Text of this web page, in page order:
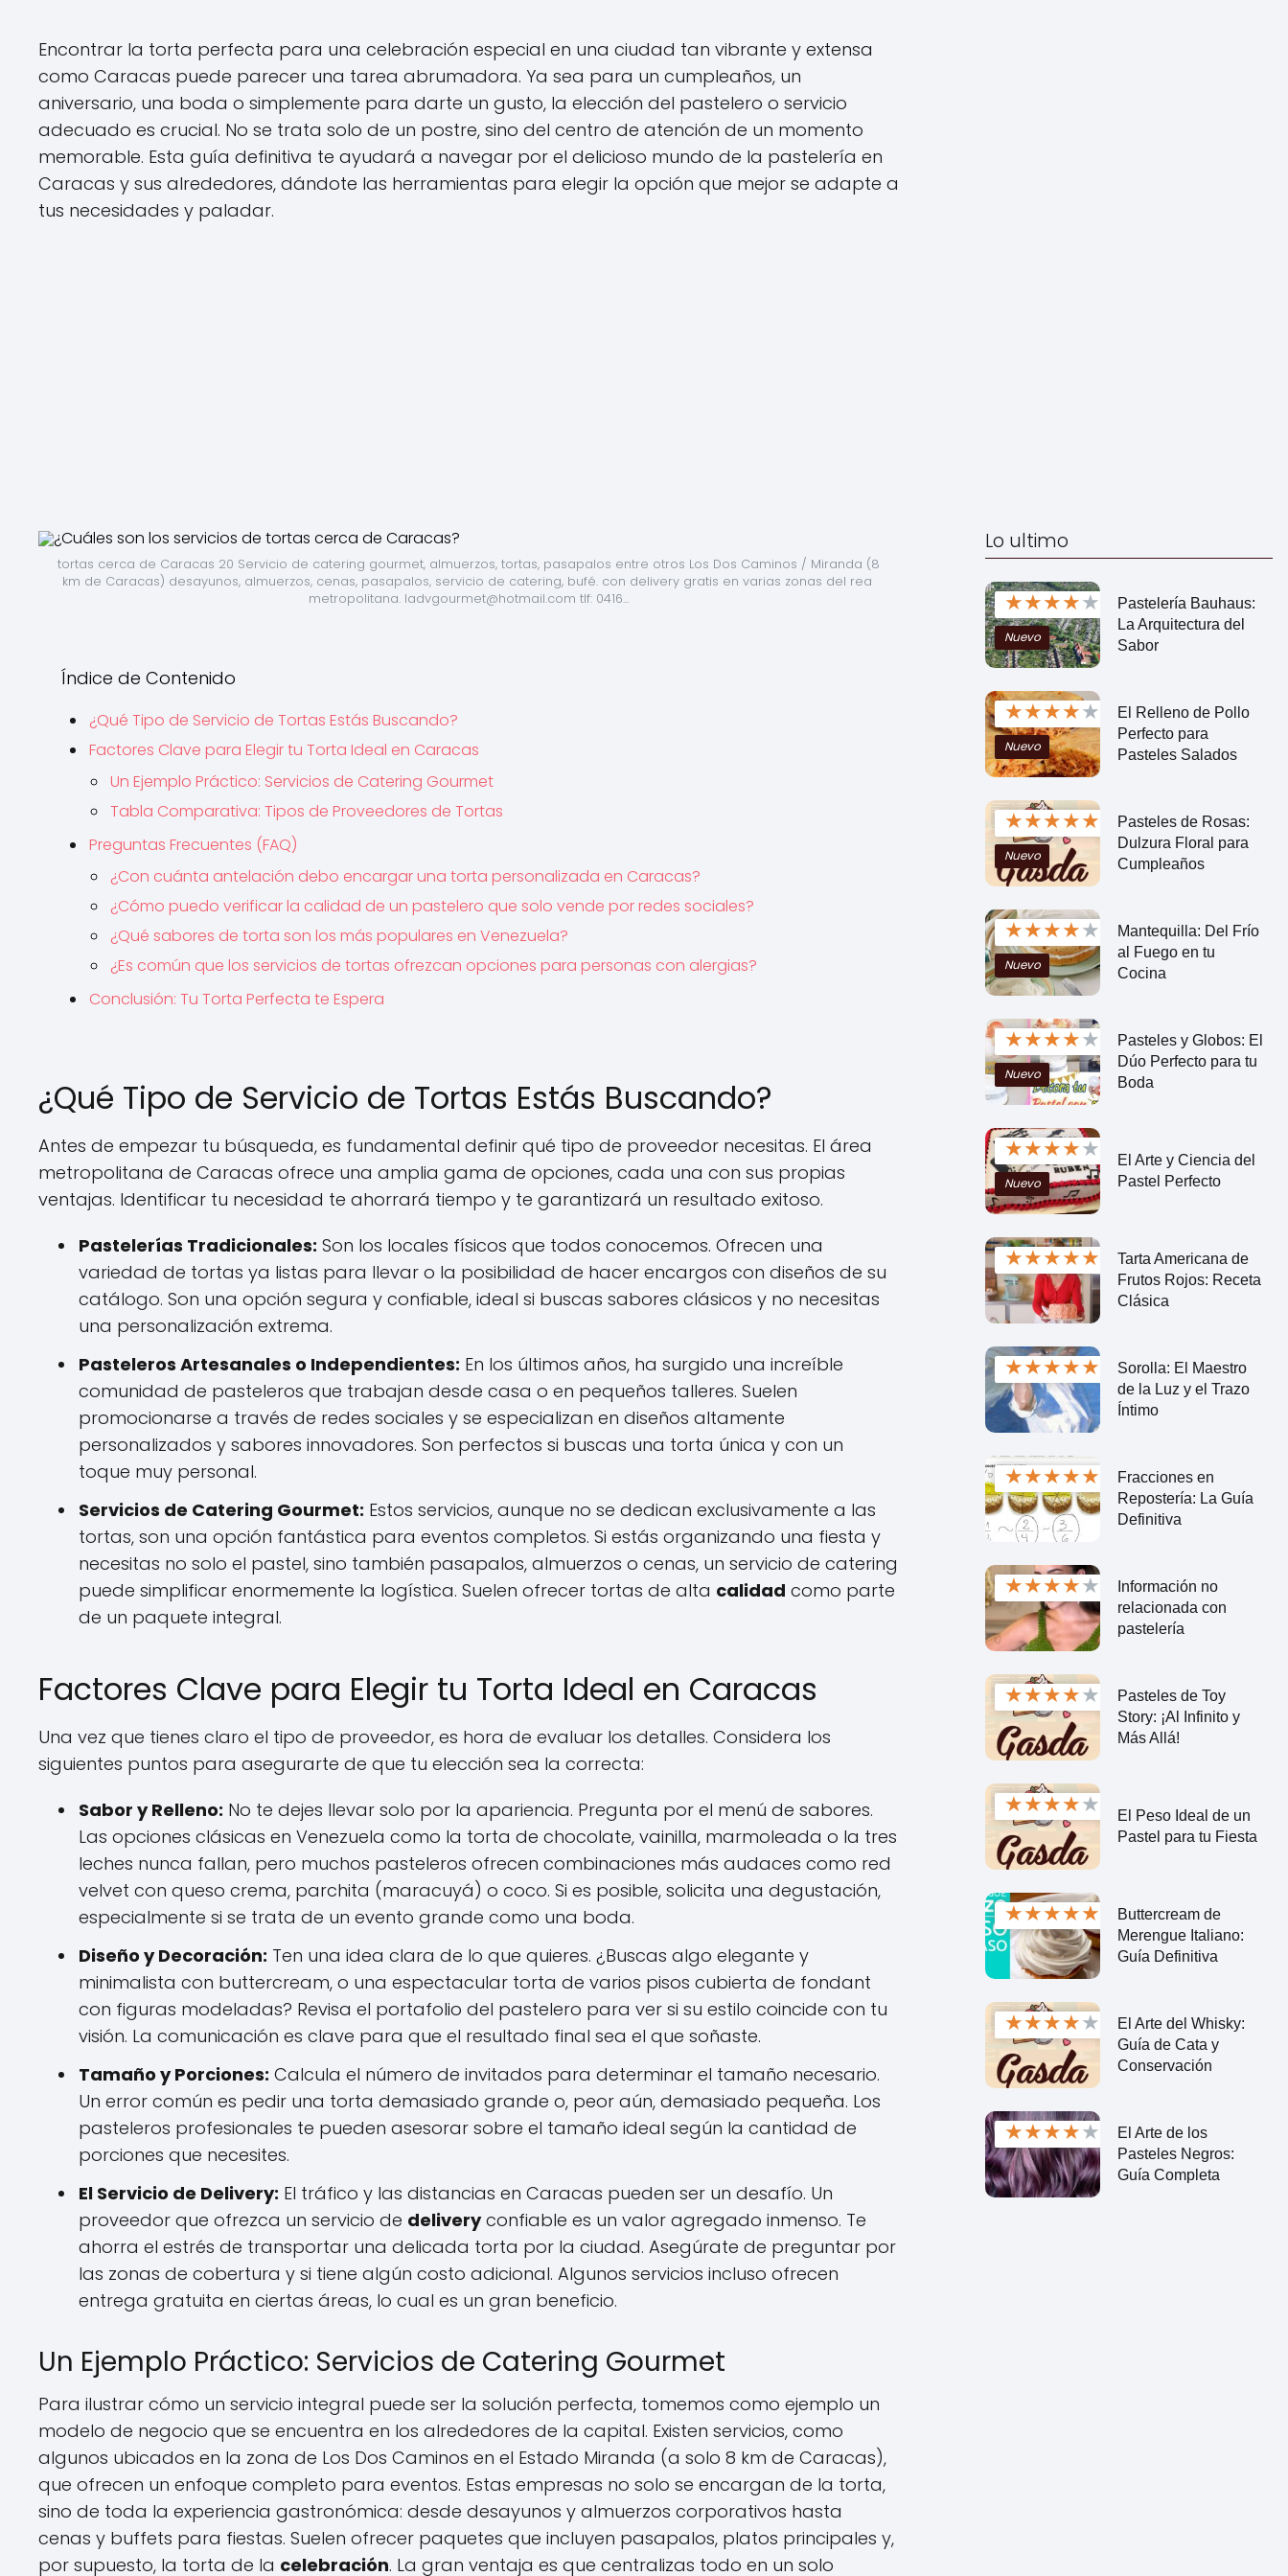
Encontrar la torta perfecta para una celebración especial en una ciudad tan vibrante y extensa
como Caracas puede parecer una tarea abrumadora. Ya sea para un cumpleaños, un
aniversario, una boda o simplemente para darte un gusto, la elección del pastelero o servicio
adecuado es crucial. No se trata solo de un postre, sino del centro de atención de un momento
memorable. Esta guía definitiva te ayudará a navegar por el delicioso mundo de la pastelería en
Caracas y sus alrededores, dándote las herramientas para elegir la opción que mejor se adapte a
tus necesidades y paladar.
tortas cerca de Caracas 20 Servicio de catering gourmet, almuerzos, tortas, pasapalos entre otros Los Dos Caminos / Miranda (8
km de Caracas) desayunos, almuerzos, cenas, pasapalos, servicio de catering, bufé. con delivery gratis en varias zonas del rea
metropolitana. ladvgourmet@hotmail.com tlf: 0416...
Índice de Contenido
¿Qué Tipo de Servicio de Tortas Estás Buscando?
Factores Clave para Elegir tu Torta Ideal en Caracas
Un Ejemplo Práctico: Servicios de Catering Gourmet
Tabla Comparativa: Tipos de Proveedores de Tortas
Preguntas Frecuentes (FAQ)
¿Con cuánta antelación debo encargar una torta personalizada en Caracas?
¿Cómo puedo verificar la calidad de un pastelero que solo vende por redes sociales?
¿Qué sabores de torta son los más populares en Venezuela?
¿Es común que los servicios de tortas ofrezcan opciones para personas con alergias?
Conclusión: Tu Torta Perfecta te Espera
¿Qué Tipo de Servicio de Tortas Estás Buscando?
Antes de empezar tu búsqueda, es fundamental definir qué tipo de proveedor necesitas. El área
metropolitana de Caracas ofrece una amplia gama de opciones, cada una con sus propias
ventajas. Identificar tu necesidad te ahorrará tiempo y te garantizará un resultado exitoso.
Pastelerías Tradicionales: Son los locales físicos que todos conocemos. Ofrecen una
variedad de tortas ya listas para llevar o la posibilidad de hacer encargos con diseños de su
catálogo. Son una opción segura y confiable, ideal si buscas sabores clásicos y no necesitas
una personalización extrema.
Pasteleros Artesanales o Independientes: En los últimos años, ha surgido una increíble
comunidad de pasteleros que trabajan desde casa o en pequeños talleres. Suelen
promocionarse a través de redes sociales y se especializan en diseños altamente
personalizados y sabores innovadores. Son perfectos si buscas una torta única y con un
toque muy personal.
Servicios de Catering Gourmet: Estos servicios, aunque no se dedican exclusivamente a las
tortas, son una opción fantástica para eventos completos. Si estás organizando una fiesta y
necesitas no solo el pastel, sino también pasapalos, almuerzos o cenas, un servicio de catering
puede simplificar enormemente la logística. Suelen ofrecer tortas de alta calidad como parte
de un paquete integral.
Factores Clave para Elegir tu Torta Ideal en Caracas
Una vez que tienes claro el tipo de proveedor, es hora de evaluar los detalles. Considera los
siguientes puntos para asegurarte de que tu elección sea la correcta:
Sabor y Relleno: No te dejes llevar solo por la apariencia. Pregunta por el menú de sabores.
Las opciones clásicas en Venezuela como la torta de chocolate, vainilla, marmoleada o la tres
leches nunca fallan, pero muchos pasteleros ofrecen combinaciones más audaces como red
velvet con queso crema, parchita (maracuyá) o coco. Si es posible, solicita una degustación,
especialmente si se trata de un evento grande como una boda.
Diseño y Decoración: Ten una idea clara de lo que quieres. ¿Buscas algo elegante y
minimalista con buttercream, o una espectacular torta de varios pisos cubierta de fondant
con figuras modeladas? Revisa el portafolio del pastelero para ver si su estilo coincide con tu
visión. La comunicación es clave para que el resultado final sea el que soñaste.
Tamaño y Porciones: Calcula el número de invitados para determinar el tamaño necesario.
Un error común es pedir una torta demasiado grande o, peor aún, demasiado pequeña. Los
pasteleros profesionales te pueden asesorar sobre el tamaño ideal según la cantidad de
porciones que necesites.
El Servicio de Delivery: El tráfico y las distancias en Caracas pueden ser un desafío. Un
proveedor que ofrezca un servicio de deliveryconfiable es un valor agregado inmenso. Te
ahorra el estrés de transportar una delicada torta por la ciudad. Asegúrate de preguntar por
las zonas de cobertura y si tiene algún costo adicional. Algunos servicios incluso ofrecen
entrega gratuita en ciertas áreas, lo cual es un gran beneficio.
Un Ejemplo Práctico: Servicios de Catering Gourmet
Para ilustrar cómo un servicio integral puede ser la solución perfecta, tomemos como ejemplo un
modelo de negocio que se encuentra en los alrededores de la capital. Existen servicios, como
algunos ubicados en la zona de Los Dos Caminos en el Estado Miranda (a solo 8 km de Caracas),
que ofrecen un enfoque completo para eventos. Estas empresas no solo se encargan de la torta,
sino de toda la experiencia gastronómica: desde desayunos y almuerzos corporativos hasta
cenas y buffets para fiestas. Suelen ofrecer paquetes que incluyen pasapalos, platos principales y,
por supuesto, la torta de la celebración. La gran ventaja es que centralizas todo en un solo
Lo ultimo
★★★★★
Nuevo
Pastelería Bauhaus:
La Arquitectura del
Sabor
★★★★★
Nuevo
El Relleno de Pollo
Perfecto para
Pasteles Salados
★★★★★
Nuevo
Pasteles de Rosas:
Dulzura Floral para
Cumpleaños
★★★★★
Nuevo
Mantequilla: Del Frío
al Fuego en tu
Cocina
★★★★★
Nuevo
Pasteles y Globos: El
Dúo Perfecto para tu
Boda
★★★★★
Nuevo
El Arte y Ciencia del
Pastel Perfecto
★★★★★
Tarta Americana de
Frutos Rojos: Receta
Clásica
★★★★★
Sorolla: El Maestro
de la Luz y el Trazo
Íntimo
★★★★★
Fracciones en
Repostería: La Guía
Definitiva
★★★★★
Información no
relacionada con
pastelería
★★★★★
Pasteles de Toy
Story: ¡Al Infinito y
Más Allá!
★★★★★
El Peso Ideal de un
Pastel para tu Fiesta
★★★★★
Buttercream de
Merengue Italiano:
Guía Definitiva
★★★★★
El Arte del Whisky:
Guía de Cata y
Conservación
★★★★★
El Arte de los
Pasteles Negros:
Guía Completa